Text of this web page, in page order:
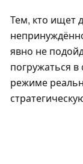
Тем, кто ищет
явно не
погружаться
режиме